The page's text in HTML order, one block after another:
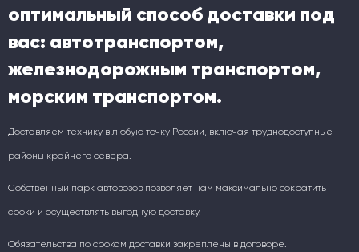
оптимальный способ доставки под
вас: автотранспортом,
железнодорожным транспортом,
морским транспортом.
Доставляем технику в любую точку России, включая труднодоступные
районы крайнего севера.
Собственный парк автовозов позволяет нам максимально сократить
сроки и осуществлять выгодную доставку.
Обязательства по срокам доставки закреплены в договоре.